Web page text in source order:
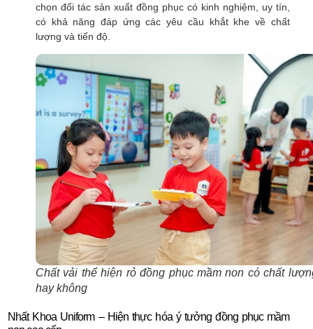
chọn đối tác sản xuất đồng phục có kinh nghiệm, uy tín,
có khả năng đáp ứng các yêu cầu khắt khe về chất
lượng và tiến độ.
Chất vải thể hiện rỏ đồng phục mầm non có chất
hay không
Nhất Khoa Uniform – Hiện thực hóa ý tưởng đồng phục mầm